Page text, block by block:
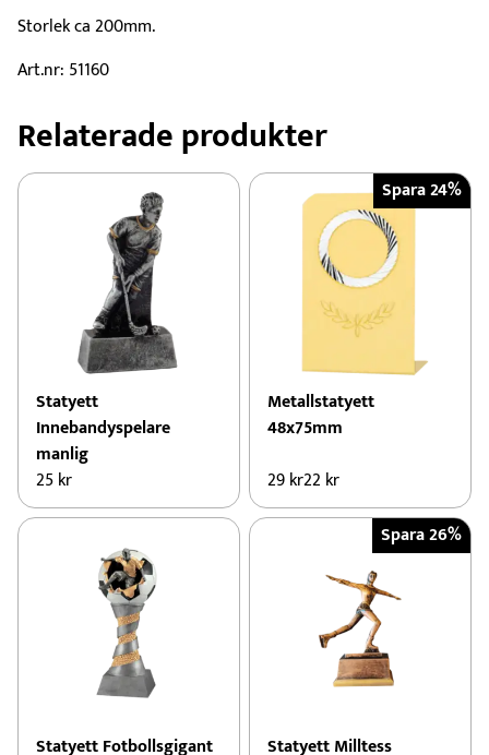
Storlek ca 200mm.
Art.nr: 51160
Relaterade produkter
Statyett
Innebandyspelare
manlig
25kr
Spara 24%
Metallstatyett
48x75mm
29kr22 kr
Den
varianter.
kan
Statyett Fotbollsgigant
Spara 26%
Statyett Milltess